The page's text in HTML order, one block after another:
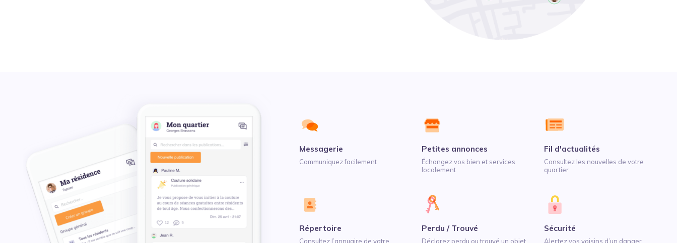
Messagerie
Communiquez facilement
Petites annonces
Échangez vos bien et services
localement
Fil d'actualités
Consultez les nouvelles de votre
quartier
Répertoire
Consultez l’annuaire de votre
Perdu / Trouvé
Déclarez perdu ou trouvé un objet,
Sécurité
Alertez vos voisins d’un danger